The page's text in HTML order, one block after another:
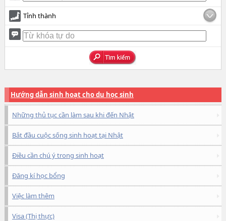
Tỉnh thành
Hướng dẫn sinh hoạt cho du học sinh
Những thủ tục cần làm sau khi đến Nhật
Bắt đầu cuộc sống sinh hoạt tại Nhật
Điều cần chú ý trong sinh hoạt
Đăng kí học bổng
Việc làm thêm
Visa (Thị thực)